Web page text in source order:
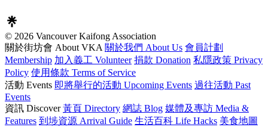
© 2026 Vancouver Kaifong Association
關於街坊會 About VKA 關於我們 About Us 會員計劃
Membership 加入義工 Volunteer 捐款 Donation 私隱政策 Privacy
Policy 使用條款 Terms of Service
活動 Events 即將舉行的活動 Upcoming Events 過往活動 Past
Events
資訊 Discover 黃頁 Directory 網誌 Blog 媒體及專訪 Media &
Features 到埗資源 Arrival Guide 生活百科 Life Hacks 美食地圖